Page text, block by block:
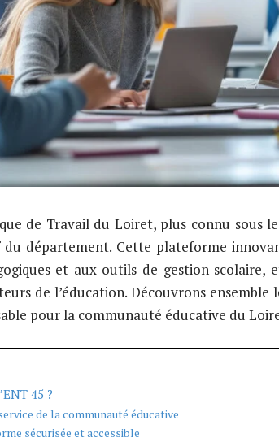
de Travail du Loiret, plus connu sous
du département. Cette plateforme
et aux outils de gestion
de l’éducation. Découvrons
pour la communauté éducative du
45 ?
de la communauté éducative
sécurisée et accessible